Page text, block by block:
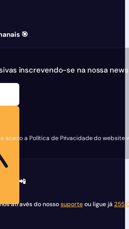
🎯
inscrevendo-se na nossa
e aceito a Política de Privacidade do website
📲
através do nossosuporteou ligue já 255